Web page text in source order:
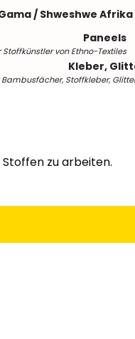
/ Shweshwe Afrika
Paneels
von Ethno-Textiles
Kleber,
Bambusfächer, Stoffkleber,
zu arbeiten.